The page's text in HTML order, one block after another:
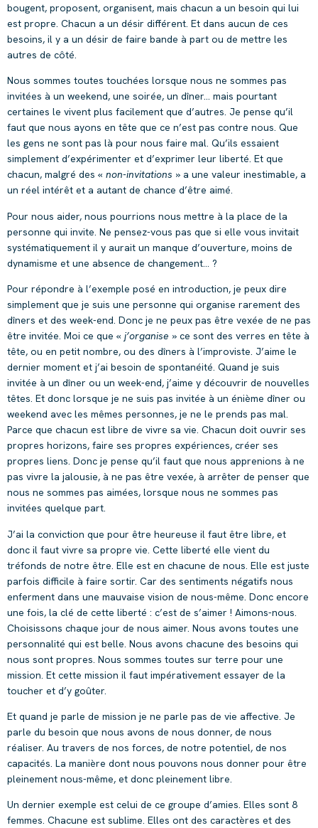
bougent, proposent, organisent, mais chacun a un besoin qui lui
est propre. Chacun a un désir différent. Et dans aucun de ces
besoins, il y a un désir de faire bande à part ou de mettre les
autres de côté.
Nous sommes toutes touchées lorsque nous ne sommes pas
invitées à un weekend, une soirée, un dîner… mais pourtant
certaines le vivent plus facilement que d’autres. Je pense qu’il
faut que nous ayons en tête que ce n’est pas contre nous. Que
les gens ne sont pas là pour nous faire mal. Qu’ils essaient
simplement d’expérimenter et d’exprimer leur liberté. Et que
chacun, malgré des « non-invitations » a une valeur inestimable, a
un réel intérêt et a autant de chance d’être aimé.
Pour nous aider, nous pourrions nous mettre à la place de la
personne qui invite. Ne pensez-vous pas que si elle vous invitait
systématiquement il y aurait un manque d’ouverture, moins de
dynamisme et une absence de changement… ?
Pour répondre à l’exemple posé en introduction, je peux dire
simplement que je suis une personne qui organise rarement des
dîners et des week-end. Donc je ne peux pas être vexée de ne pas
être invitée. Moi ce que « j’organise » ce sont des verres en tête à
tête, ou en petit nombre, ou des dîners à l’improviste. J’aime le
dernier moment et j’ai besoin de spontanéité. Quand je suis
invitée à un dîner ou un week-end, j’aime y découvrir de nouvelles
têtes. Et donc lorsque je ne suis pas invitée à un énième dîner ou
weekend avec les mêmes personnes, je ne le prends pas mal.
Parce que chacun est libre de vivre sa vie. Chacun doit ouvrir ses
propres horizons, faire ses propres expériences, créer ses
propres liens. Donc je pense qu’il faut que nous apprenions à ne
pas vivre la jalousie, à ne pas être vexée, à arrêter de penser que
nous ne sommes pas aimées, lorsque nous ne sommes pas
invitées quelque part.
J’ai la conviction que pour être heureuse il faut être libre, et
donc il faut vivre sa propre vie. Cette liberté elle vient du
tréfonds de notre être. Elle est en chacune de nous. Elle est juste
parfois difficile à faire sortir. Car des sentiments négatifs nous
enferment dans une mauvaise vision de nous-même. Donc encore
une fois, la clé de cette liberté : c’est de s’aimer ! Aimons-nous.
Choisissons chaque jour de nous aimer. Nous avons toutes une
personnalité qui est belle. Nous avons chacune des besoins qui
nous sont propres. Nous sommes toutes sur terre pour une
mission. Et cette mission il faut impérativement essayer de la
toucher et d’y goûter.
Et quand je parle de mission je ne parle pas de vie affective. Je
parle du besoin que nous avons de nous donner, de nous
réaliser. Au travers de nos forces, de notre potentiel, de nos
capacités. La manière dont nous pouvons nous donner pour être
pleinement nous-même, et donc pleinement libre.
Un dernier exemple est celui de ce groupe d’amies. Elles sont 8
femmes. Chacune est sublime. Elles ont des caractères et des